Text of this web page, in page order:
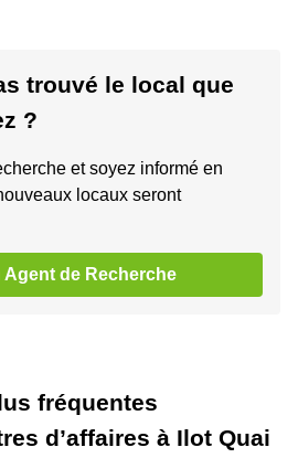
trouvé le local que
?
et soyez informé en
locaux seront
Agent de Recherche
fréquentes
d’affaires à Ilot Quai